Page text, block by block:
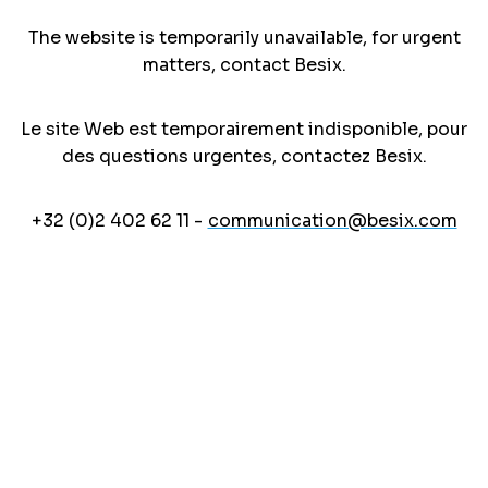
The website is temporarily unavailable, for urgent
matters, contact Besix.
Le site Web est temporairement indisponible, pour
des questions urgentes, contactez Besix.
+32 (0)2 402 62 11 - communication@besix.com